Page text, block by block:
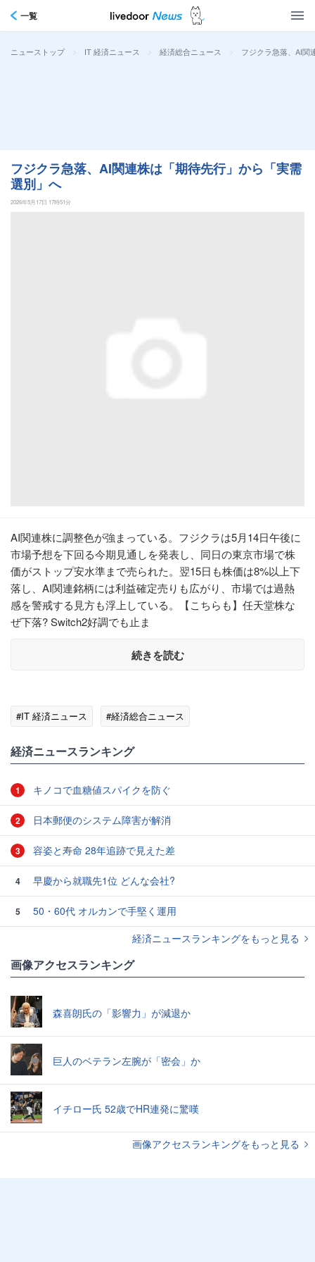
一覧
ニューストップ > IT 経済ニュース > 経済総合ニュース > フジクラ急落、AI関
フジクラ急落、AI関連株は「期待先行」から「実需
選別」へ
2026年5月17日 17時51分
AI関連株に調整色が強まっている。フジクラは5月14日午後に
市場予想を下回る今期見通しを発表し、同日の東京市場で株
価がストップ安水準まで売られた。翌15日も株価は8%以上下
落し、AI関連銘柄には利益確定売りも広がり、市場では過熱
感を警戒する見方も浮上している。【こちらも】任天堂株な
ぜ下落? Switch2好調でも止ま
続きを読む
#IT 経済ニュース #経済総合ニュース
経済ニュースランキング
1 キノコで血糖値スパイクを防ぐ
2 日本郵便のシステム障害が解消
3 容姿と寿命 28年追跡で見えた差
4 早慶から就職先1位 どんな会社?
5
50・60代 オルカンで手堅く運用
経済ニュースランキングをもっと見る
画像アクセスランキング
森喜朗氏の「影響力」が減退か
巨人のベテラン左腕が「密会」か
イチロー氏 52歳でHR連発に驚嘆
画像アクセスランキングをもっと見る